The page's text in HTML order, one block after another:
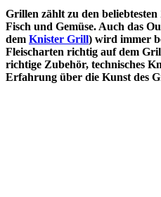
Grillen zählt zu den
Fisch und Gemüse. Auch das
dem Knister Grill) wird immer
Fleischarten richtig auf dem
richtige Zubehör, technisches
Erfahrung über die Kunst des